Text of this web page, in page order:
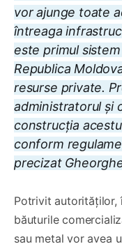
vor ajunge toate
întreaga
este primul
Republica
resurse private.
administratorul și
construcția
conform
precizat
Potrivit autorităților,
băuturile
sau metal vor avea